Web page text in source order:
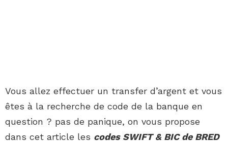
Vous allez effectuer un transfer d’argent et vous
êtes à la recherche de code de la banque en
question ? pas de panique, on vous propose
dans cet article les codes SWIFT & BIC de BRED